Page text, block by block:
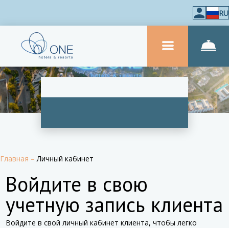
RU
Главная –Личный кабинет
Войдите в свою
учетную запись клиента
Войдите в свой личный кабинет клиента, чтобы легко